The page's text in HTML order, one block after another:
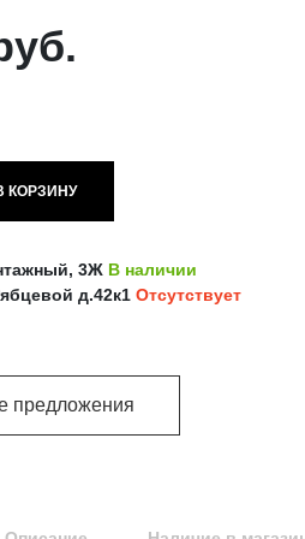
КОРЗИНУ
3Ж В наличии
д.42к1 Отсутствует
предложения